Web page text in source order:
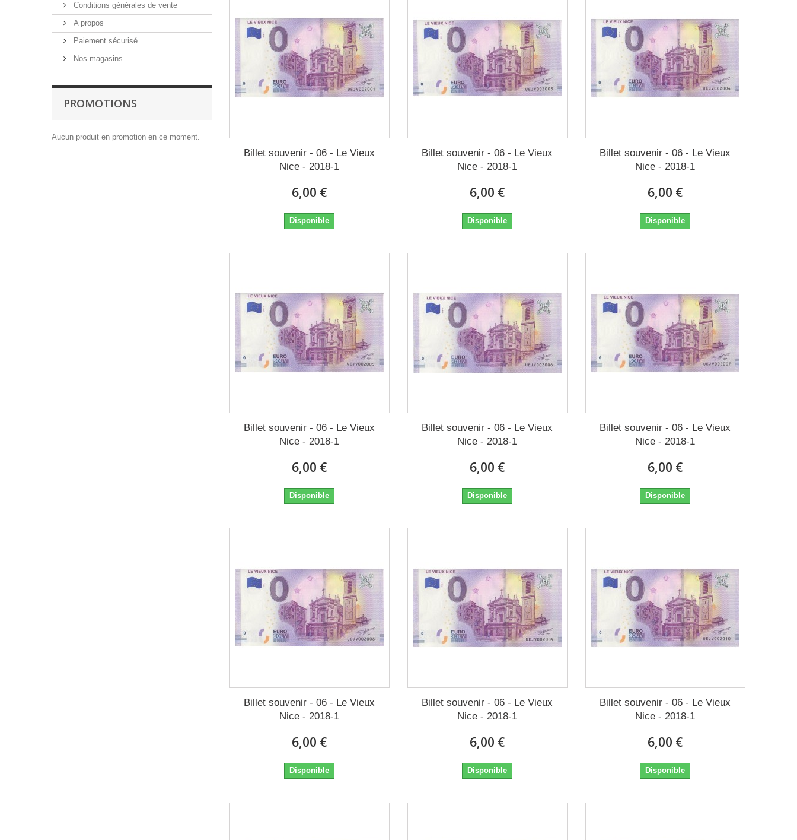
Parcs et jardins
Sites - Divers
Sites - Grottes(18)
Sites - Villes(112)
Transports(35)
Conditions générales de vente
A propos
Paiement sécurisé
Nos magasins
PROMOTIONS
Aucun produit en promotion en ce moment.
Billet souvenir - 06 - Le Vieux
Nice - 2018-1
6,00 €
Disponible
Billet souvenir - 06 - Le Vieux
Nice - 2018-1
6,00 €
Disponible
Billet souvenir - 06 - Le Vieux
Nice - 2018-1
6,00 €
Disponible
Billet souvenir - 06 - Le Vieux
Nice - 2018-1
6,00 €
Disponible
Billet souvenir - 06 - Le Vieux
Nice - 2018-1
6,00 €
Disponible
Billet souvenir - 06 - Le Vieux
Nice - 2018-1
6,00 €
Disponible
Billet souvenir - 06 - Le Vieux
Nice - 2018-1
6,00 €
Disponible
Billet souvenir - 06 - Le Vieux
Nice - 2018-1
6,00 €
Disponible
Billet souvenir - 06 - Le Vieux
Nice - 2018-1
6,00 €
Disponible